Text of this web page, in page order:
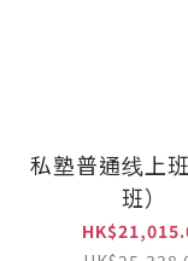
私塾普通线上
班）